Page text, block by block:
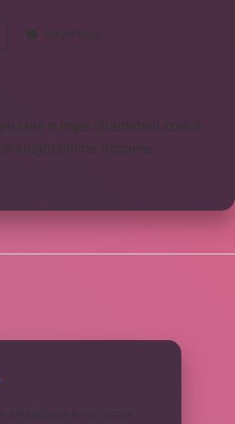
Yorum Bırak
https://hardshell.com.tr
knight online
nttgame